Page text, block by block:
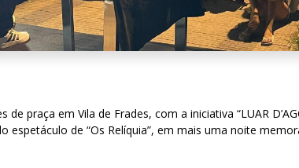
praça em Vila de Frades, com a iniciativa “LUAR
de “Os Relíquia”, em mais uma noite